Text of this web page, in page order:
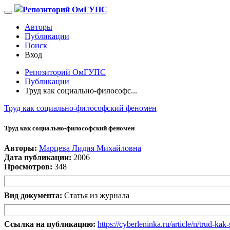
Репозиторий ОмГУПС
Авторы
Публикации
Поиск
Вход
Репозиторий ОмГУПС
Публикации
Труд как социально-философс...
Труд как социально-философский феномен
Труд как социально-философский феномен
Авторы: Марцева Лидия Михайловна
Дата публикации: 2006
Просмотров: 348
Вид документа: Статья из журнала
Ссылка на публикацию: https://cyberleninka.ru/article/n/trud-